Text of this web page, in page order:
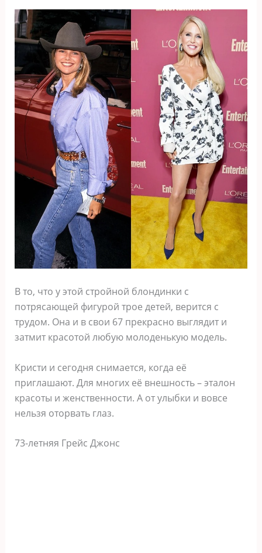
В то, что у этой стройной блондинки с
потрясающей фигурой трое детей, верится с
трудом. Она и в свои 67 прекрасно выглядит и
затмит красотой любую молоденькую модель.
Кристи и сегодня снимается, когда её
приглашают. Для многих её внешность – эталон
красоты и женственности. А от улыбки и вовсе
нельзя оторвать глаз.
73-летняя Грейс Джонс